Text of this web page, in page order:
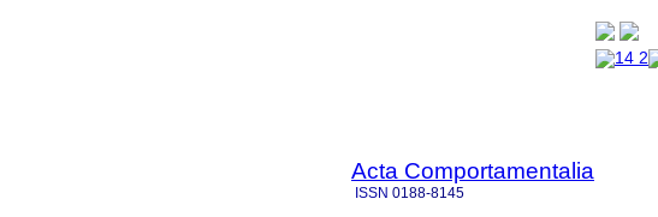
Acta Comportamentalia
ISSN 0188-8145